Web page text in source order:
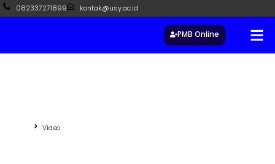
082337271899 kontak@usy.ac.id
PMB Online
Video